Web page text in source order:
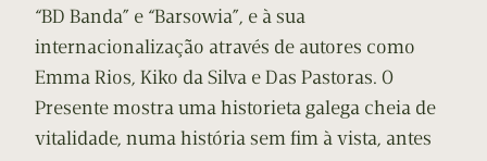
“BD Banda” e “Barsowia”, e à sua
internacionalização através de autores como
Emma Rios, Kiko da Silva e Das Pastoras. O
Presente mostra uma historieta galega cheia de
vitalidade, numa história sem fim à vista, antes